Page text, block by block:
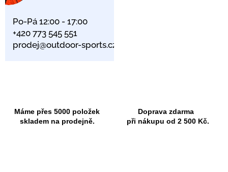
Po-Pá 12:00 - 17:00
+420 773 545 551
prodej@outdoor-sports.cz
Máme přes 5000 položek
skladem na prodejně.
Doprava zdarma
při nákupu od 2 500 Kč.